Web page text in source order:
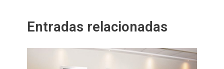
Entradas relacionadas